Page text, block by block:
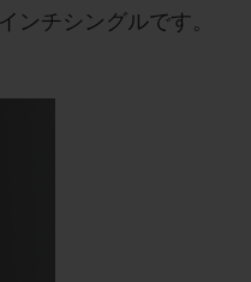
チシングルです。